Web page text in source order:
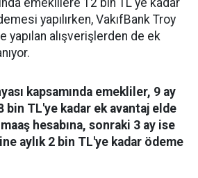
emeklilere 12 bin TL'ye kadar
yapılırken, VakıfBank Troy
yapılan alışverişlerden de ek
kapsamında emekliler, 9 ay
bin TL'ye kadar ek avantaj elde
hesabına, sonraki 3 ay ise
aylık 2 bin TL'ye kadar ödeme